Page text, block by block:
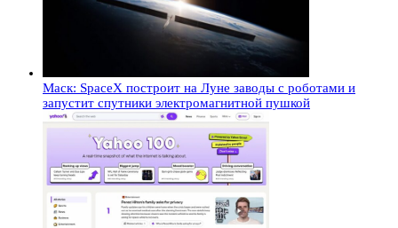
Маск: SpaceX построит на Луне заводы с роботами и
запустит спутники электромагнитной пушкой